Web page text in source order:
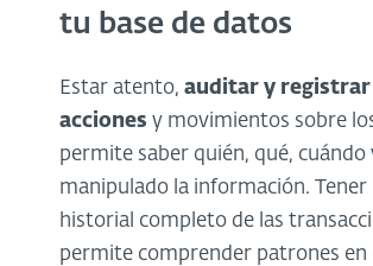
tu base de datos
Estar atento, auditar y registrar
acciones y movimientos sobre
permite saber quién, qué, cuándo
manipulado la información. Tener
historial completo de las
permite comprender patrones en